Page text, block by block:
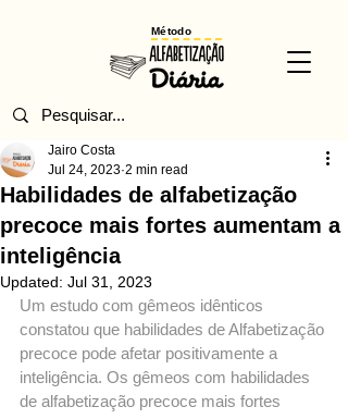
Método
Habilidades de alfabetização
precoce mais fortes aumentam a
inteligência
Jairo Costa
Jul 24, 2023 2 min read
Updated: Jul 31, 2023
Um estudo com gêmeos idênticos
constatou que habilidades de Alfabetização
precoce pode afetar positivamente a
inteligência. Os gêmeos com habilidades
de alfabetização precoce mais fortes